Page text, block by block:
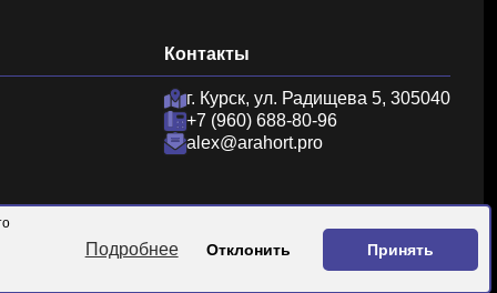
Подробнее Отклонить Принять
Контакты
г. Курск, ул. Радищева 5, 305040
+7 (960) 688-80-96
alex@arahort.pro